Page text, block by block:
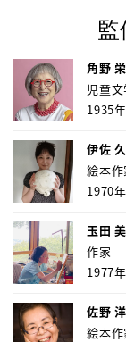
角野
児童
1935
伊佐
絵本作
1970
玉田
作家
1977
佐野
絵本